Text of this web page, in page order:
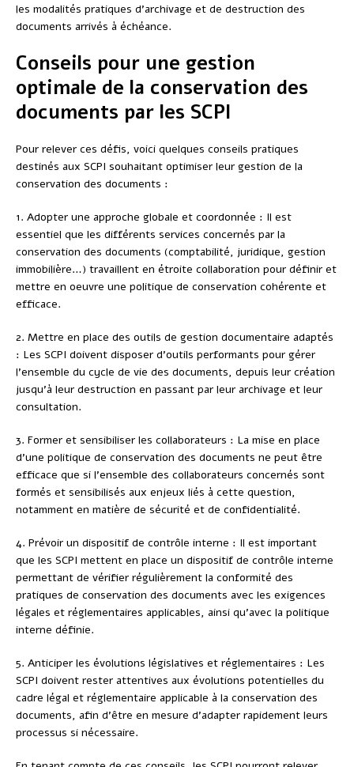
les modalités pratiques d’archivage et de destruction des
documents arrivés à échéance.
Conseils pour une gestion
optimale de la conservation des
documents par les SCPI
Pour relever ces défis, voici quelques conseils pratiques
destinés aux SCPI souhaitant optimiser leur gestion de la
conservation des documents :
1. Adopter une approche globale et coordonnée : Il est
essentiel que les différents services concernés par la
conservation des documents (comptabilité, juridique, gestion
immobilière…) travaillent en étroite collaboration pour définir et
mettre en oeuvre une politique de conservation cohérente et
efficace.
2. Mettre en place des outils de gestion documentaire adaptés
: Les SCPI doivent disposer d’outils performants pour gérer
l’ensemble du cycle de vie des documents, depuis leur création
jusqu’à leur destruction en passant par leur archivage et leur
consultation.
3. Former et sensibiliser les collaborateurs : La mise en place
d’une politique de conservation des documents ne peut être
efficace que si l’ensemble des collaborateurs concernés sont
formés et sensibilisés aux enjeux liés à cette question,
notamment en matière de sécurité et de confidentialité.
4. Prévoir un dispositif de contrôle interne : Il est important
que les SCPI mettent en place un dispositif de contrôle interne
permettant de vérifier régulièrement la conformité des
pratiques de conservation des documents avec les exigences
légales et réglementaires applicables, ainsi qu’avec la politique
interne définie.
5. Anticiper les évolutions législatives et réglementaires : Les
SCPI doivent rester attentives aux évolutions potentielles du
cadre légal et réglementaire applicable à la conservation des
documents, afin d’être en mesure d’adapter rapidement leurs
processus si nécessaire.